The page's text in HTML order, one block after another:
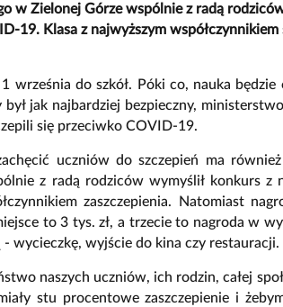
w Zielonej Górze wspólnie z radą
19. Klasa z najwyższym
1 września do szkół. Póki co, nauka
jak najbardziej bezpieczny,
się przeciwko COVID-19.
uczniów do szczepień ma
z radą rodziców wymyślił konkurs
zaszczepienia. Natomiast
to 3 tys. zł, a trzecie to nagroda w
wycieczkę, wyjście do kina czy restauracji.
naszych uczniów, ich rodzin, całej
stu procentowe zaszczepienie i